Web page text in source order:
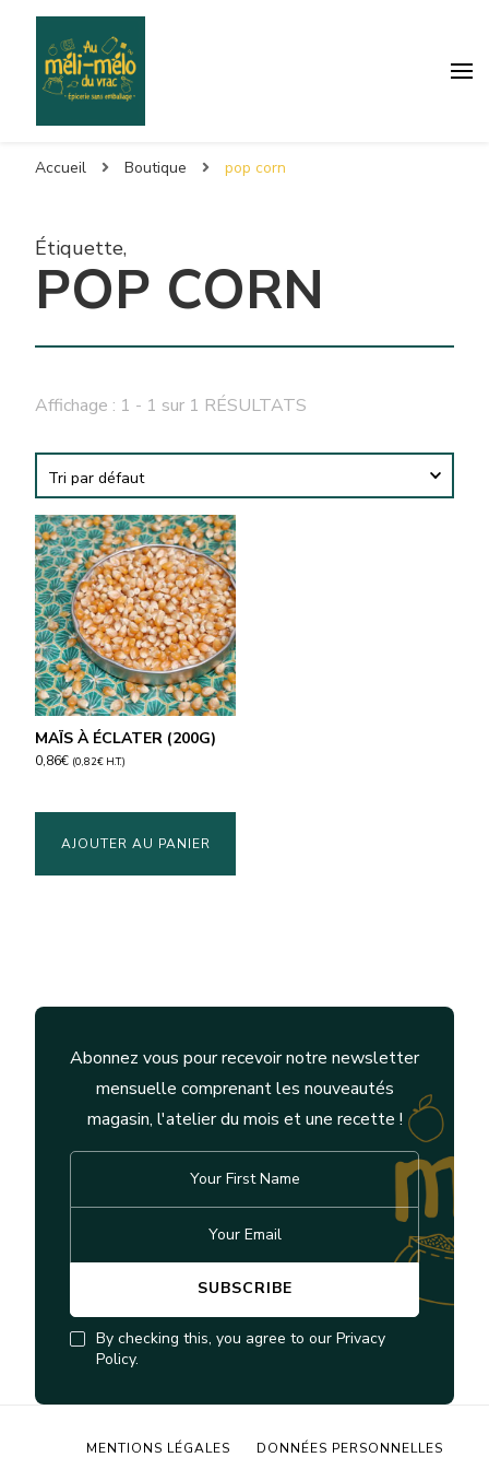
Accueil Boutique pop corn
Étiquette,
POP CORN
Affichage : 1 - 1 sur 1 RÉSULTATS
MAÏS À ÉCLATER (200G)
0,86€ (0,82€ H.T.)
AJOUTER AU PANIER
Abonnez vous pour recevoir notre newsletter
mensuelle comprenant les nouveautés
magasin, l'atelier du mois et une recette !
By checking this, you agree to our Privacy
Policy.
MENTIONS LÉGALES DONNÉES PERSONNELLES